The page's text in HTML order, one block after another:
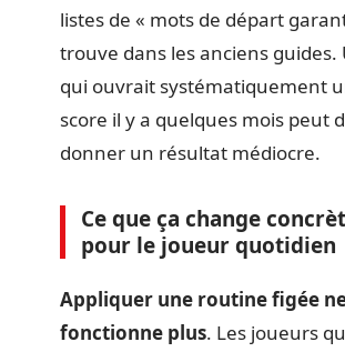
listes de « mots de départ
trouve dans les anciens guides.
qui ouvrait systématiquement
score il y a quelques mois peut
donner un résultat médiocre.
Ce que ça change
pour le joueur quotidien
Appliquer une routine figée
fonctionne plus. Les joueurs